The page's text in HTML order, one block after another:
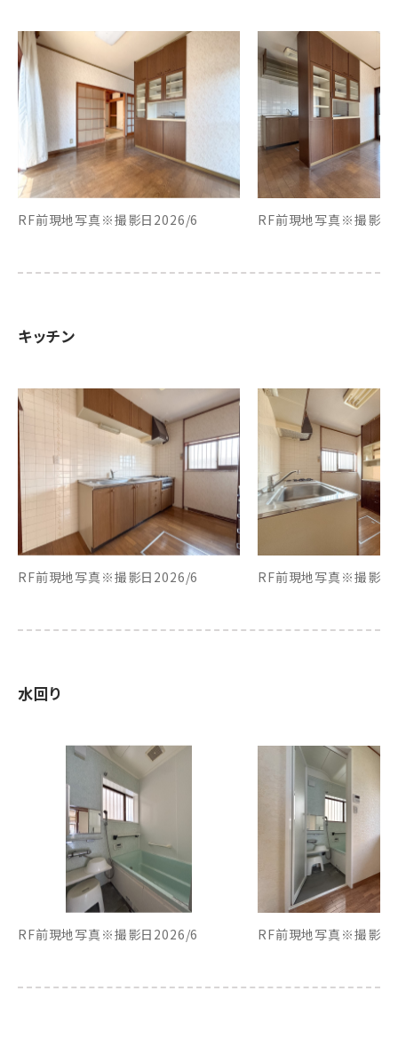
RF前現地写真※撮影日2026/6 RF前現地写真※撮影
キッチン
RF前現地写真※撮影日2026/6 RF前現地写真※撮影
水回り
RF前現地写真※撮影日2026/6 RF前現地写真※撮影